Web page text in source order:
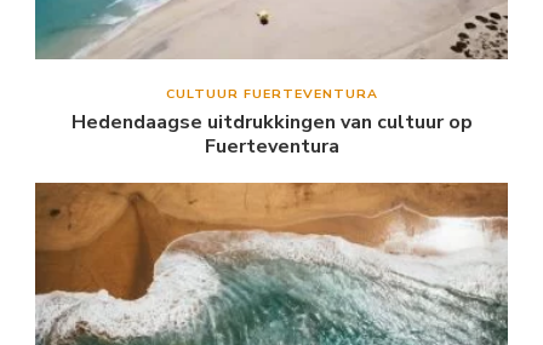
CULTUUR FUERTEVENTURA
Hedendaagse uitdrukkingen van cultuur op
Fuerteventura